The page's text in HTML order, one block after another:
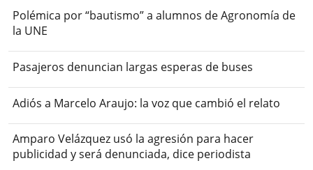
Polémica por “bautismo” a alumnos de Agronomía de
la UNE
Pasajeros denuncian largas esperas de buses
Adiós a Marcelo Araujo: la voz que cambió el relato
Amparo Velázquez usó la agresión para hacer
publicidad y será denunciada, dice periodista